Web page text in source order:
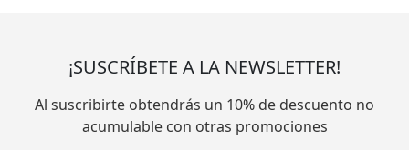
¡SUSCRÍBETE A LA NEWSLETTER!
Al suscribirte obtendrás un 10% de descuento no
acumulable con otras promociones